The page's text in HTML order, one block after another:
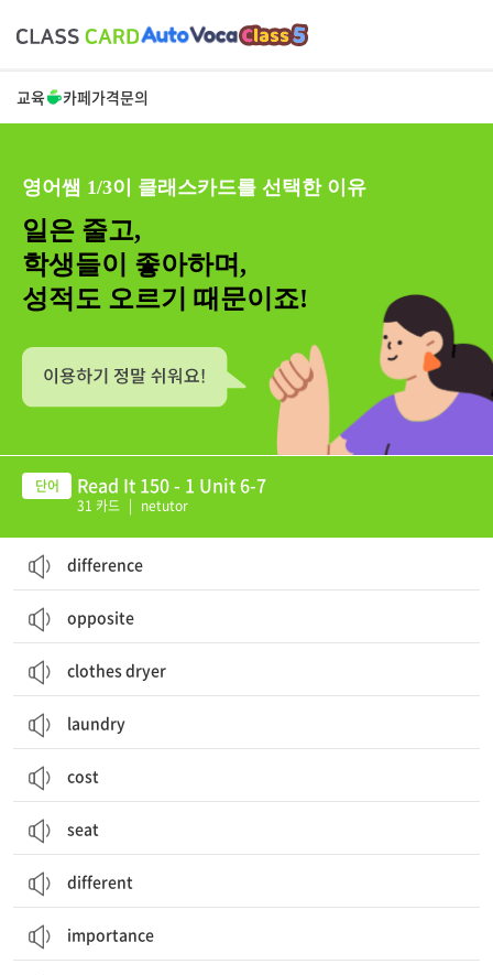
교육 카페가격문의
영어쌤 1/3이 클래스카드를 선택한 이유
일은 줄고,
학생들이 좋아하며,
성적도 오르기 때문이죠!
Read It 150 - 1 Unit 6-7
31 카드 | netutor
difference
opposite
clothes dryer
laundry
cost
seat
different
importance